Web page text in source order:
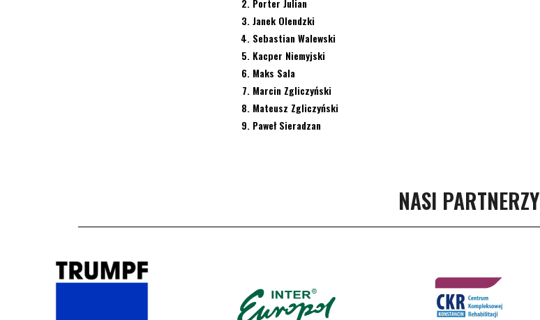
Porter Julian
Janek Olendzki
Sebastian Walewski
Kacper Niemyjski
Maks Sala
Marcin Zgliczyński
Mateusz Zgliczyński
Paweł Sieradzan
NASI PARTNERZY